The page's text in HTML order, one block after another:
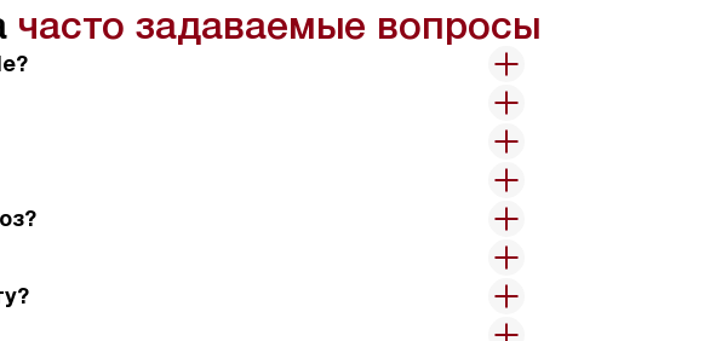
часто задаваемые вопросы